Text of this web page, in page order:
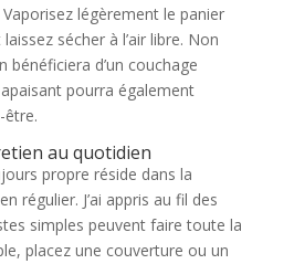
Vaporisez légèrement le panier
sécher à l’air libre. Non
bénéficiera d’un couchage
pourra également
être.
au quotidien
propre réside dans la
régulier. J’ai appris au fil des
simples peuvent faire toute la
placez une couverture ou un